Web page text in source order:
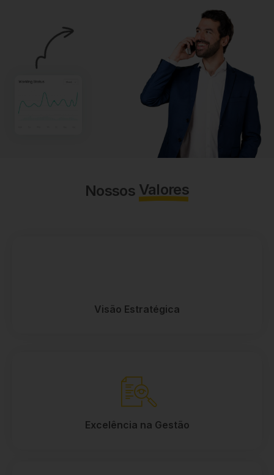
Nossos Valores
Visão Estratégica
Excelência na Gestão